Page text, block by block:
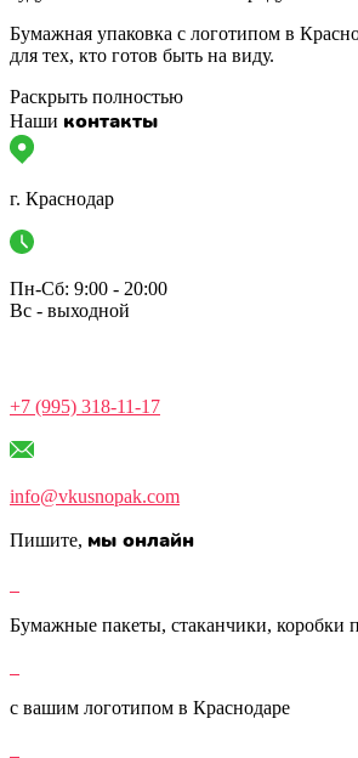
Бумажная упаковка с логотипом в
для тех, кто готов быть на виду.
Раскрыть полностью
Наши контакты
г. Краснодар
Пн-Сб: 9:00 - 20:00
Вс - выходной
+7 (995) 318-11-17
info@vkusnopak.com
Пишите, мы онлайн
Бумажные пакеты, стаканчики, коробки
с вашим логотипом в Краснодаре